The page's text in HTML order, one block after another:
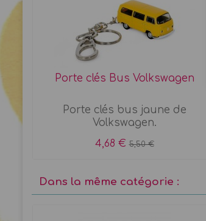
Porte clés Bus Volkswagen
Porte clés bus jaune de
Volkswagen.
4,68 €5,50 €
Dans la même catégorie :